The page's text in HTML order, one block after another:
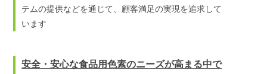
テムの提供などを通じて、顧客満足の実現を追求して
います
安全・安心な食品用色素のニーズが高まる中で